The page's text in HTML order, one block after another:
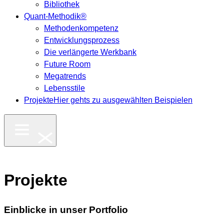
Bibliothek
Quant-Methodik®
Methodenkompetenz
Entwicklungsprozess
Die verlängerte Werkbank
Future Room
Megatrends
Lebensstile
ProjekteHier gehts zu ausgewählten Beispielen
Projekte
Einblicke in unser Portfolio